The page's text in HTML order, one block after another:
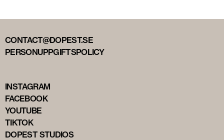
CONTACT@DOPEST.SE
PERSONUPPGIFTSPOLICY
INSTAGRAM
FACEBOOK
YOUTUBE
TIKTOK
DOPEST STUDIOS